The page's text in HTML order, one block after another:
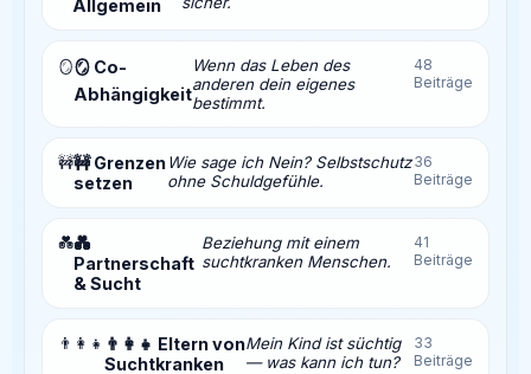
Allgemein
🪞🪞 Co-
Abhängigkeit
Wenn das Leben des
anderen dein eigenes
bestimmt.
48
Beiträge
🚧🚧 Grenzen
setzen
Wie sage ich Nein? Selbstschutz
ohne Schuldgefühle.
36
Beiträge
💑💑
Partnerschaft
& Sucht
Beziehung mit einem
suchtkranken Menschen.
41
Beiträge
👨‍👩‍👧 👨‍👩‍👧 Eltern von
Suchtkranken
Mein Kind ist süchtig
— was kann ich tun?
33
Beiträge